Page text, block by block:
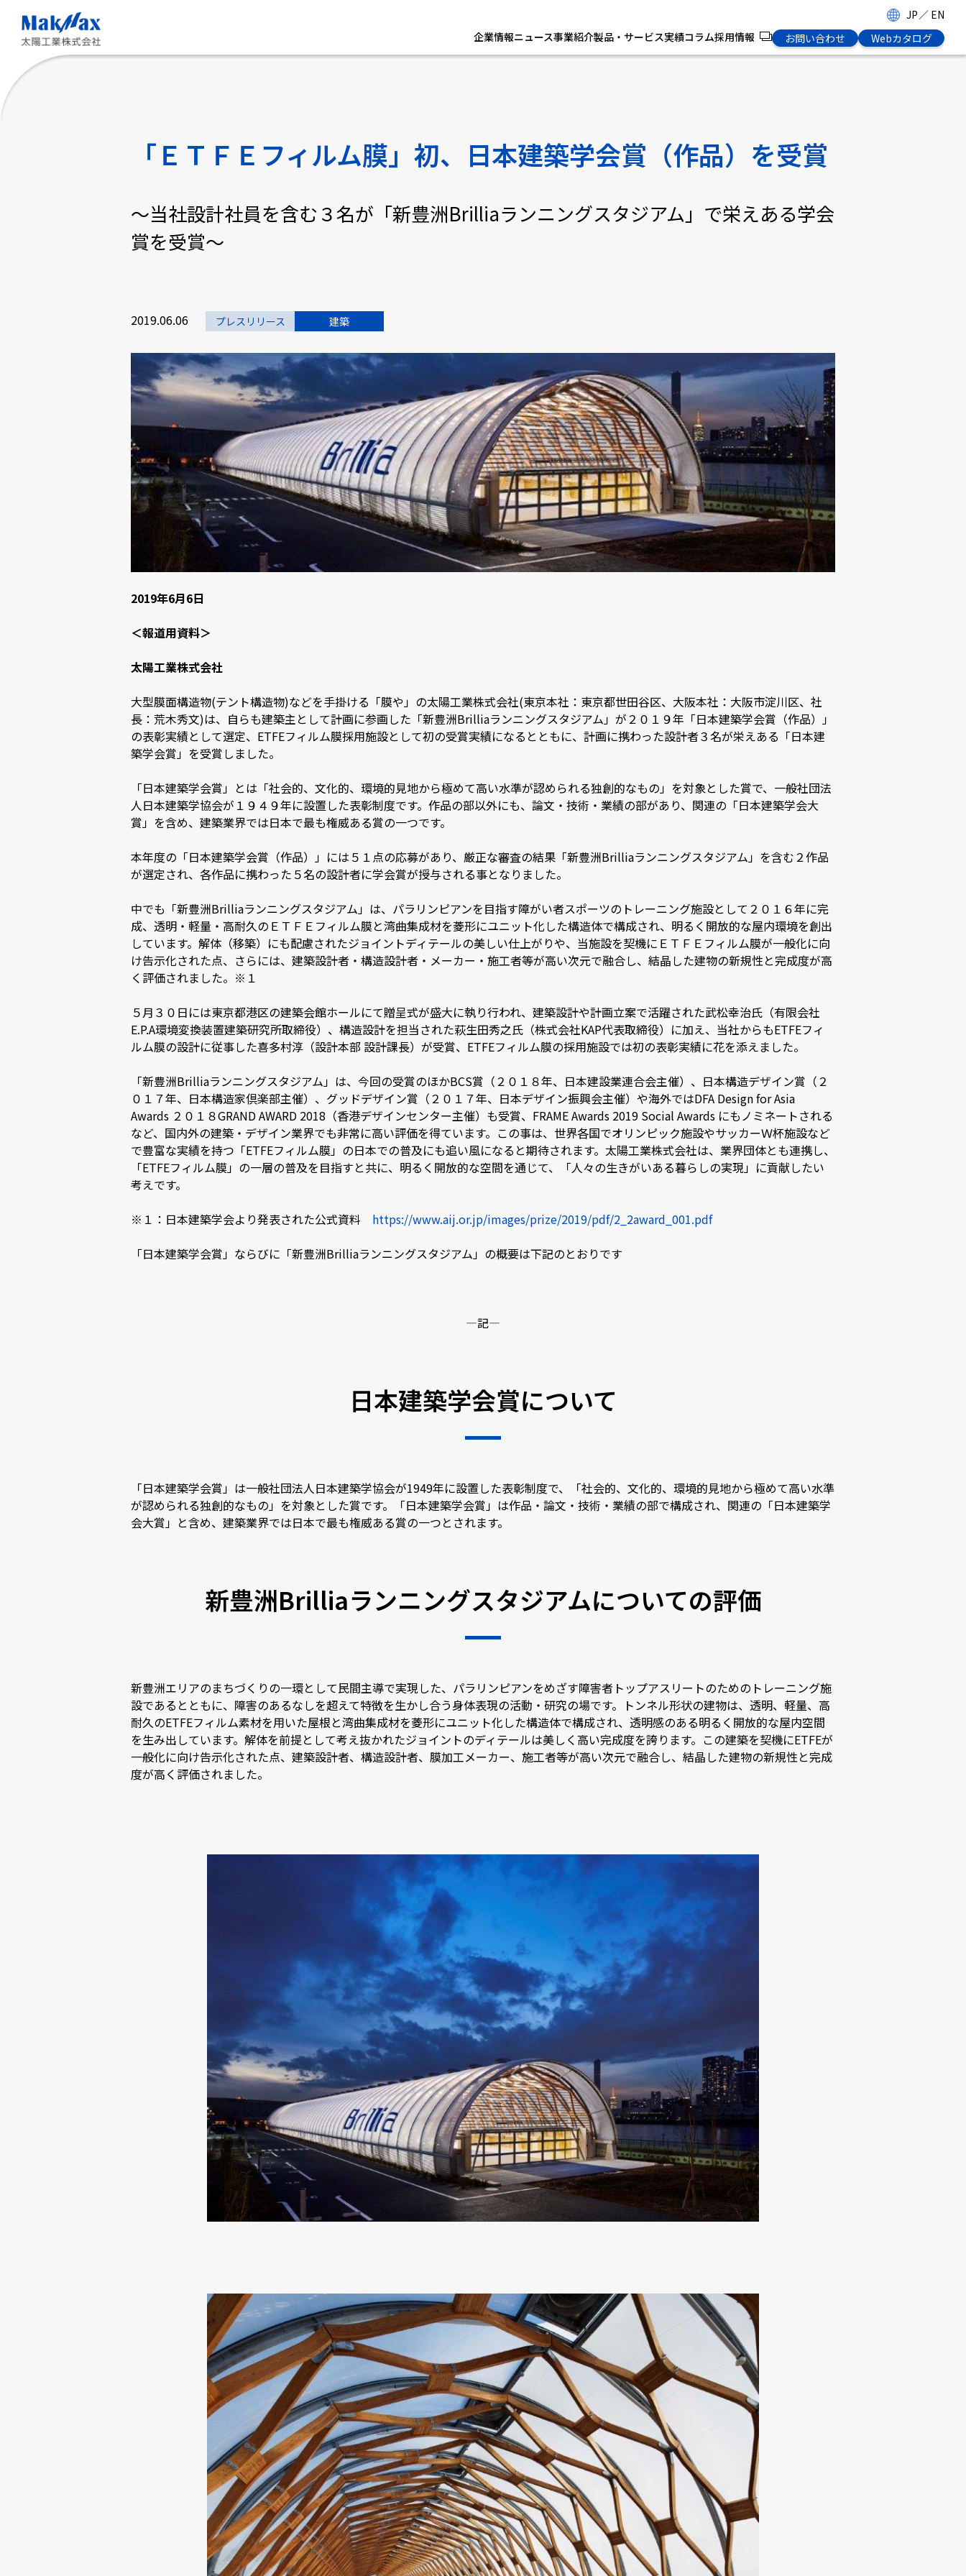
ン
ツ
JP／ EN
企業情報ニュース事業紹介製品・サービス実績コラム採用情報 お問い合わせ Webカタログ
「ＥＴＦＥフィルム膜」初、日本建築学会賞（作品）を受賞
～当社設計社員を含む３名が「新豊洲Brilliaランニングスタジアム」で栄えある学会
賞を受賞～
2019.06.06 プレスリリース 建築
2019年6月6日
＜報道用資料＞
太陽工業株式会社
大型膜面構造物(テント構造物)などを手掛ける「膜や」の太陽工業株式会社(東京本社：東京都世田谷区、大阪本社：大阪市淀川区、社
長：荒木秀文)は、自らも建築主として計画に参画した「新豊洲Brilliaランニングスタジアム」が２０１９年「日本建築学会賞（作品）」
の表彰実績として選定、ETFEフィルム膜採用施設として初の受賞実績になるとともに、計画に携わった設計者３名が栄えある「日本建
築学会賞」を受賞しました。
「日本建築学会賞」とは「社会的、文化的、環境的見地から極めて高い水準が認められる独創的なもの」を対象とした賞で、一般社団法
人日本建築学協会が１９４９年に設置した表彰制度です。作品の部以外にも、論文・技術・業績の部があり、関連の「日本建築学会大
賞」を含め、建築業界では日本で最も権威ある賞の一つです。
本年度の「日本建築学会賞（作品）」には５１点の応募があり、厳正な審査の結果「新豊洲Brilliaランニングスタジアム」を含む２作品
が選定され、各作品に携わった５名の設計者に学会賞が授与される事となりました。
中でも「新豊洲Brilliaランニングスタジアム」は、パラリンピアンを目指す障がい者スポーツのトレーニング施設として２０１６年に完
成、透明・軽量・高耐久のＥＴＦＥフィルム膜と湾曲集成材を菱形にユニット化した構造体で構成され、明るく開放的な屋内環境を創出
しています。解体（移築）にも配慮されたジョイントディテールの美しい仕上がりや、当施設を契機にＥＴＦＥフィルム膜が一般化に向
け告示化された点、さらには、建築設計者・構造設計者・メーカー・施工者等が高い次元で融合し、結晶した建物の新規性と完成度が高
く評価されました。※１
５月３０日には東京都港区の建築会館ホールにて贈呈式が盛大に執り行われ、建築設計や計画立案で活躍された武松幸治氏（有限会社
E.P.A環境変換装置建築研究所取締役）、構造設計を担当された萩生田秀之氏（株式会社KAP代表取締役）に加え、当社からもETFEフィ
ルム膜の設計に従事した喜多村淳（設計本部 設計課長）が受賞、ETFEフィルム膜の採用施設では初の表彰実績に花を添えました。
「新豊洲Brilliaランニングスタジアム」は、今回の受賞のほかBCS賞（２０１８年、日本建設業連合会主催）、日本構造デザイン賞（２
０１７年、日本構造家倶楽部主催）、グッドデザイン賞（２０１７年、日本デザイン振興会主催）や海外ではDFA Design for Asia
Awards ２０１８GRAND AWARD 2018（香港デザインセンター主催）も受賞、FRAME Awards 2019 Social Awards にもノミネートされる
など、国内外の建築・デザイン業界でも非常に高い評価を得ています。この事は、世界各国でオリンピック施設やサッカーＷ杯施設など
で豊富な実績を持つ「ETFEフィルム膜」の日本での普及にも追い風になると期待されます。太陽工業株式会社は、業界団体とも連携し、
「ETFEフィルム膜」の一層の普及を目指すと共に、明るく開放的な空間を通じて、「人々の生きがいある暮らしの実現」に貢献したい
考えです。
※１：日本建築学会より発表された公式資料 https://www.aij.or.jp/images/prize/2019/pdf/2_2award_001.pdf
「日本建築学会賞」ならびに「新豊洲Brilliaランニングスタジアム」の概要は下記のとおりです
―記―
日本建築学会賞について
「日本建築学会賞」は一般社団法人日本建築学協会が1949年に設置した表彰制度で、「社会的、文化的、環境的見地から極めて高い水準
が認められる独創的なもの」を対象とした賞です。「日本建築学会賞」は作品・論文・技術・業績の部で構成され、関連の「日本建築学
会大賞」と含め、建築業界では日本で最も権威ある賞の一つとされます。
新豊洲Brilliaランニングスタジアムについての評価
新豊洲エリアのまちづくりの一環として民間主導で実現した、パラリンピアンをめざす障害者トップアスリートのためのトレーニング施
設であるとともに、障害のあるなしを超えて特徴を生かし合う身体表現の活動・研究の場です。トンネル形状の建物は、透明、軽量、高
耐久のETFEフィルム素材を用いた屋根と湾曲集成材を菱形にユニット化した構造体で構成され、透明感のある明るく開放的な屋内空間
を生み出しています。解体を前提として考え抜かれたジョイントのディテールは美しく高い完成度を誇ります。この建築を契機にETFEが
一般化に向け告示化された点、建築設計者、構造設計者、膜加工メーカー、施工者等が高い次元で融合し、結晶した建物の新規性と完成
度が高く評価されました。